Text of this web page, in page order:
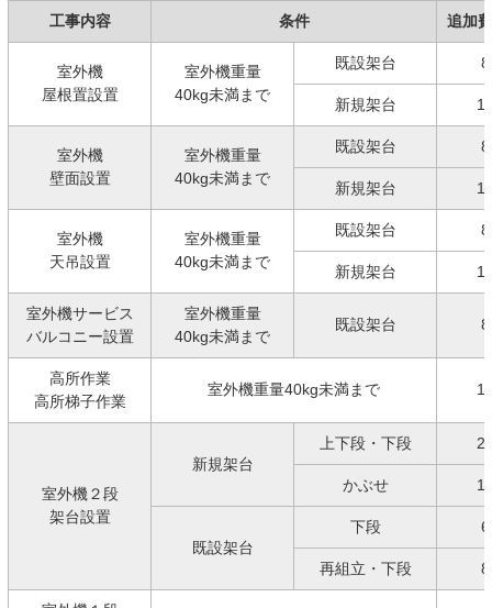
工事内容 条件 追加
室外機
屋根置設置
室外機重量
40kg未満まで
既設架台
新規架台
室外機
壁面設置
室外機重量
40kg未満まで
既設架台
新規架台
室外機
天吊設置
室外機重量
40kg未満まで
既設架台
新規架台
室外機サービス
バルコニー設置
室外機重量
40kg未満まで
既設架台
高所作業
高所梯子作業
室外機重量40kg未満まで
室外機２段
架台設置
新規架台
上下段・下段
かぶせ
既設架台
下段
再組立・下段